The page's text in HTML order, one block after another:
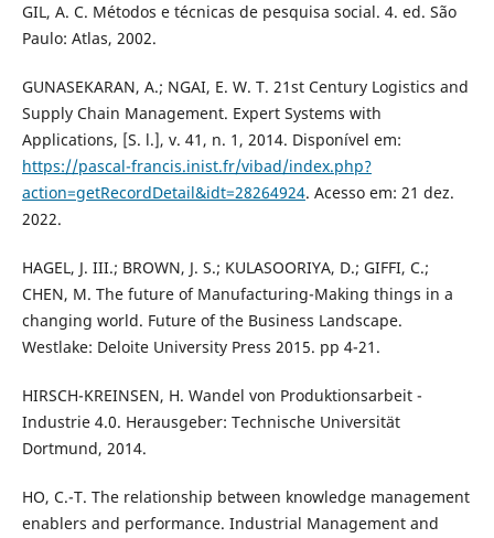
GIL, A. C. Métodos e técnicas de pesquisa social. 4. ed. São
Paulo: Atlas, 2002.
GUNASEKARAN, A.; NGAI, E. W. T. 21st Century Logistics and
Supply Chain Management. Expert Systems with
Applications, [S. l.], v. 41, n. 1, 2014. Disponível em:
https://pascal-francis.inist.fr/vibad/index.php?
action=getRecordDetail&idt=28264924. Acesso em: 21 dez.
2022.
HAGEL, J. III.; BROWN, J. S.; KULASOORIYA, D.; GIFFI, C.;
CHEN, M. The future of Manufacturing-Making things in a
changing world. Future of the Business Landscape.
Westlake: Deloite University Press 2015. pp 4-21.
HIRSCH-KREINSEN, H. Wandel von Produktionsarbeit -
Industrie 4.0. Herausgeber: Technische Universität
Dortmund, 2014.
HO, C.-T. The relationship between knowledge management
enablers and performance. Industrial Management and